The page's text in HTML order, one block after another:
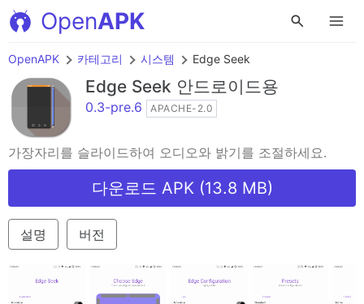
OpenAPK
OpenAPK 카테고리 시스템 Edge Seek
Edge Seek 안드로이드용
0.3-pre.6 APACHE-2.0
가장자리를 슬라이드하여 오디오와 밝기를 조절하세요.
다운로드 APK (13.8 MB)
설명 버전